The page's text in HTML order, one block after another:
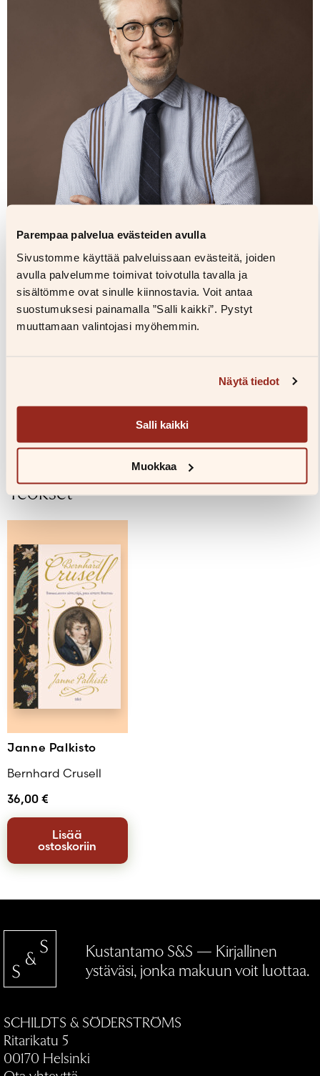
Parempaa palvelua evästeiden avulla
Sivustomme käyttää palveluissaan evästeitä, joiden
avulla palvelumme toimivat toivotulla tavalla ja
sisältömme ovat sinulle kiinnostavia. Voit antaa
suostumuksesi painamalla ”Salli kaikki”. Pystyt
muuttamaan valintojasi myöhemmin.
Näytä tiedot
Salli kaikki
Muokkaa
Teokset
Janne Palkisto
Bernhard Crusell
36,00 €
Lisää
ostoskoriin
Kustantamo S&S — Kirjallinen
ystäväsi, jonka makuun voit luottaa.
SCHILDTS & SÖDERSTRÖMS
Ritarikatu 5
00170 Helsinki